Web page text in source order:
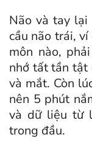
Não và tay lại
cầu não trái,
môn nào,
nhớ tất tần tật
và mắt. Còn
nên 5 phút
và dữ liệu từ
trong đầu.